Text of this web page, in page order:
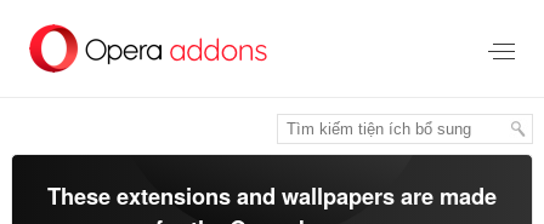
đến
These extensions and wallpapers are made